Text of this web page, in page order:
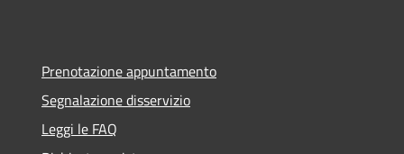
Prenotazione appuntamento
Segnalazione disservizio
Leggi le FAQ